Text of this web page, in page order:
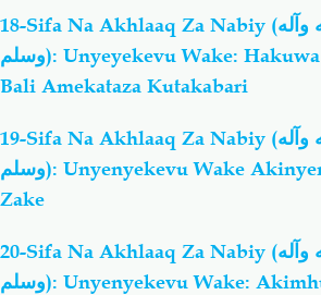
18-Sifa Na Akhlaaq Za Nabiy (صلى الله عليه وآله
وسلم): Unyeyekevu Wake: Hakuwa Mwenye Kiburi
Bali Amekataza Kutakabari
19-Sifa Na Akhlaaq Za Nabiy (صلى الله عليه وآله
وسلم): Unyenyekevu Wake Akinyenyekea Kwa Ahli
Zake
20-Sifa Na Akhlaaq Za Nabiy (صلى الله عليه وآله
وسلم): Unyenyekevu Wake: Akimhudumia Yeyote